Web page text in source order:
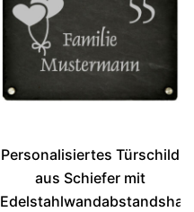
Varianten
auf.
Die
können
der
Produktseite
gewählt
Personalisiertes Türschild
aus Schiefer mit